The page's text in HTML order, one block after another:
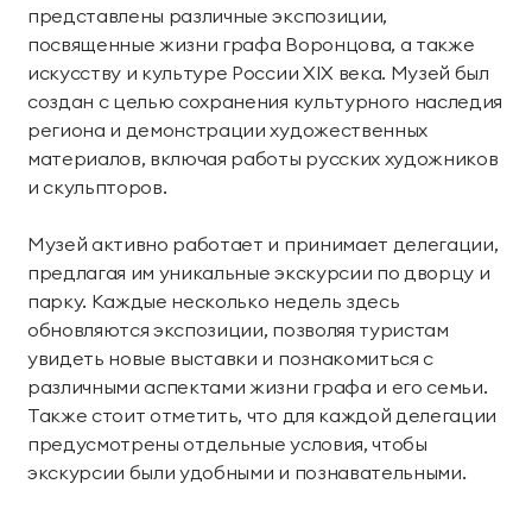
представлены различные экспозиции,
посвященные жизни графа Воронцова, а также
искусству и культуре России XIX века. Музей был
создан с целью сохранения культурного наследия
региона и демонстрации художественных
материалов, включая работы русских художников
и скульпторов.
Музей активно работает и принимает делегации,
предлагая им уникальные экскурсии по дворцу и
парку. Каждые несколько недель здесь
обновляются экспозиции, позволяя туристам
увидеть новые выставки и познакомиться с
различными аспектами жизни графа и его семьи.
Также стоит отметить, что для каждой делегации
предусмотрены отдельные условия, чтобы
экскурсии были удобными и познавательными.